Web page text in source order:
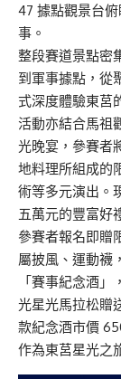
47 據點觀景台
事。
整段賽道景點密
到軍事據點，從
式深度體驗東莒
活動亦結合馬祖
光晚宴，參賽者
地料理所組成的
術等多元演出。
五萬元的豐富好
參賽者報名即贈
屬披風、運動襪
「賽事紀念酒
光星光馬拉松贈
款紀念酒市價
作為東莒星光之